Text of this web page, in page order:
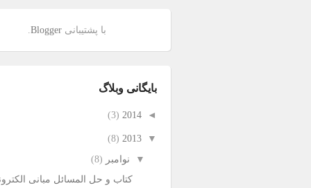
با پشتیبانیBlogger
بايگانی وبلاگ
◄
2014
(3)
▼
2013
(8)
▼ نوامبر (8)
کتاب و حل المسائل مبانی